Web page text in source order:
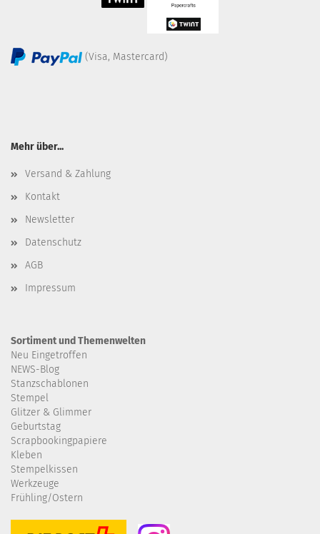
(Visa, Mastercard)
Mehr über...
Versand & Zahlung
Kontakt
Newsletter
Datenschutz
AGB
Impressum
Sortiment und Themenwelten
Neu Eingetroffen
NEWS-Blog
Stanzschablonen
Stempel
Glitzer & Glimmer
Geburtstag
Scrapbookingpapiere
Kleben
Stempelkissen
Werkzeuge
Frühling/Ostern